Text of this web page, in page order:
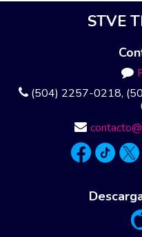
STVE
(504) 2257-0218,